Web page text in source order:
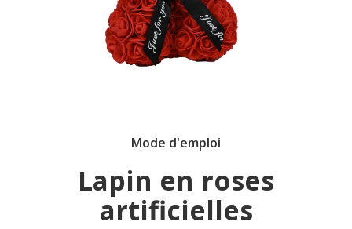
Mode d'emploi
Lapin en roses
artificielles